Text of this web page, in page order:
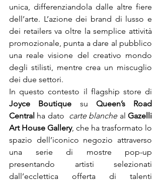
unica, differenziandola dalle altre fiere
dell’arte. L’azione dei brand di lusso e
dei retailers va oltre la semplice attività
promozionale, punta a dare al pubblico
una reale visione del creativo mondo
degli stilisti, mentre crea un miscuglio
dei due settori.
Joyce Boutique su Queen’s Road
Central ha dato carte blanche al Gazelli
Art House Gallery, che ha trasformato lo
spazio dell’iconico negozio attraverso
una serie di mostre pop-up
presentando artisti selezionati
dall’ecclettica offerta di talenti